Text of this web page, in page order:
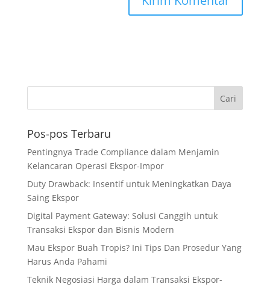
Pos-pos Terbaru
Pentingnya Trade Compliance dalam Menjamin
Kelancaran Operasi Ekspor-Impor
Duty Drawback: Insentif untuk Meningkatkan Daya
Saing Ekspor
Digital Payment Gateway: Solusi Canggih untuk
Transaksi Ekspor dan Bisnis Modern
Mau Ekspor Buah Tropis? Ini Tips Dan Prosedur Yang
Harus Anda Pahami
Teknik Negosiasi Harga dalam Transaksi Ekspor-